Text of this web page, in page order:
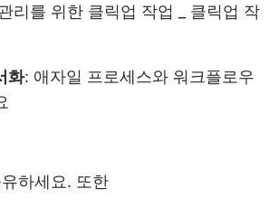
리를 위한 클릭업 작업 _ 클릭업 작
화: 애자일 프로세스와 워크플로우
하세요. 또한